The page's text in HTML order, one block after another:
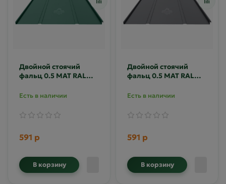
Двойной стоячий
фальц 0.5 MAT RAL
Есть в наличии
591 р
В корзину
Двойной стоячий
фальц 0.5 MAT RAL
Есть в наличии
591 р
В корзину